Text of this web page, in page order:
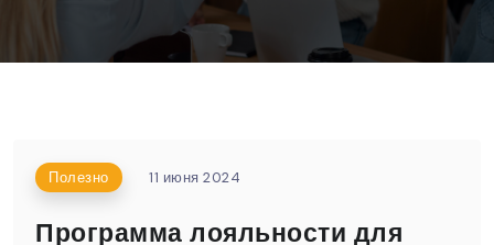
Полезно 11 июня 2024
Программа лояльности для